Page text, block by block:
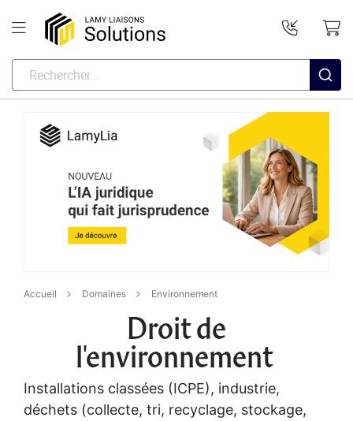
Accueil Domaines Environnement
Droit de
l'environnement
Installations classées (ICPE), industrie,
déchets (collecte, tri, recyclage, stockage,